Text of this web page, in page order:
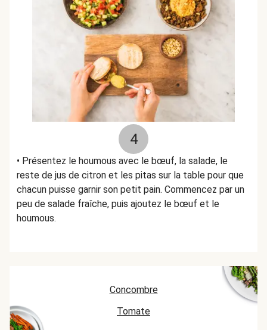
4
• Présentez le houmous avec le bœuf, la salade, le
reste de jus de citron et les pitas sur la table pour que
chacun puisse garnir son petit pain. Commencez par un
peu de salade fraîche, puis ajoutez le bœuf et le
houmous.
Concombre
Tomate